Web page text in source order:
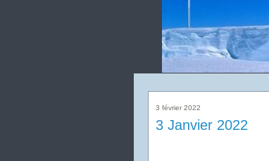
3 février 2022
3 Janvier 2022